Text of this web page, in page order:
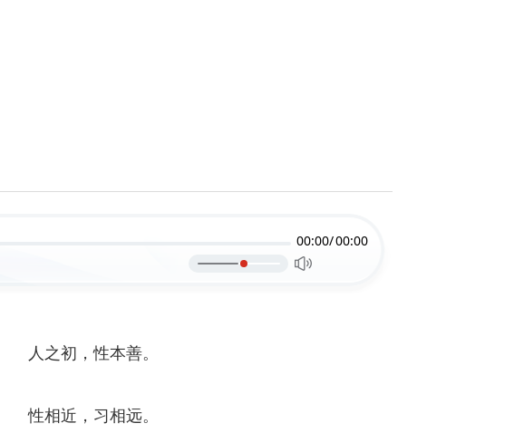
00:00/00:00
人之初，性本善。
性相近，习相远。